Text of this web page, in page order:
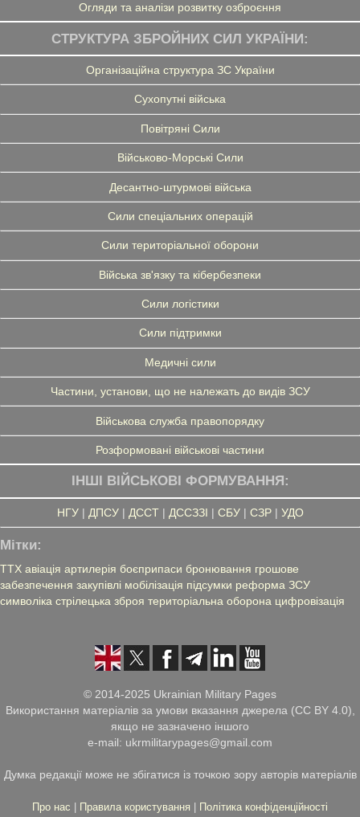
Огляди та аналізи розвитку озброєння
СТРУКТУРА ЗБРОЙНИХ СИЛ УКРАЇНИ:
Організаційна структура ЗС України
Сухопутні війська
Повітряні Сили
Військово-Морські Сили
Десантно-штурмові війська
Сили спеціальних операцій
Сили територіальної оборони
Війська зв'язку та кібербезпеки
Сили логістики
Сили підтримки
Медичні сили
Частини, установи, що не належать до видів ЗСУ
Військова служба правопорядку
Розформовані військові частини
ІНШІ ВІЙСЬКОВІ ФОРМУВАННЯ:
НГУ| ДПСУ| ДССТ| ДССЗЗІ | СБУ| СЗР| УДО
Мітки:
ТТХ авіація артилерія боєприпаси бронювання грошове
забезпечення закупівлі мобілізація підсумки реформа ЗСУ
символіка стрілецька зброя територіальна оборона цифровізація
© 2014-2025 Ukrainian Military Pages
Використання матеріалів за умови вказання джерела (CC BY 4.0),
якщо не зазначено іншого
e-mail: ukrmilitarypages@gmail.com
Думка редакції може не збігатися із точкою зору авторів матеріалів
Про нас Правила користування Політика конфіденційності